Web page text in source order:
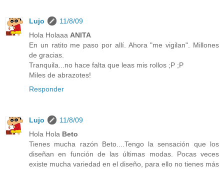
Lujo
11/8/09
Hola Holaaa ANITA
En un ratito me paso por allí. Ahora "me vigilan". Millones
de gracias.
Tranquila...no hace falta que leas mis rollos ;P ;P
Miles de abrazotes!
Responder
Lujo
11/8/09
Hola Hola Beto
Tienes mucha razón Beto....Tengo la sensación que los
diseñan en función de las últimas modas. Pocas veces
existe mucha variedad en el diseño, para ello no tienes más